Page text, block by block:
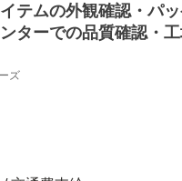
テムの外観確認・パ
ターでの品質確認・
ズ